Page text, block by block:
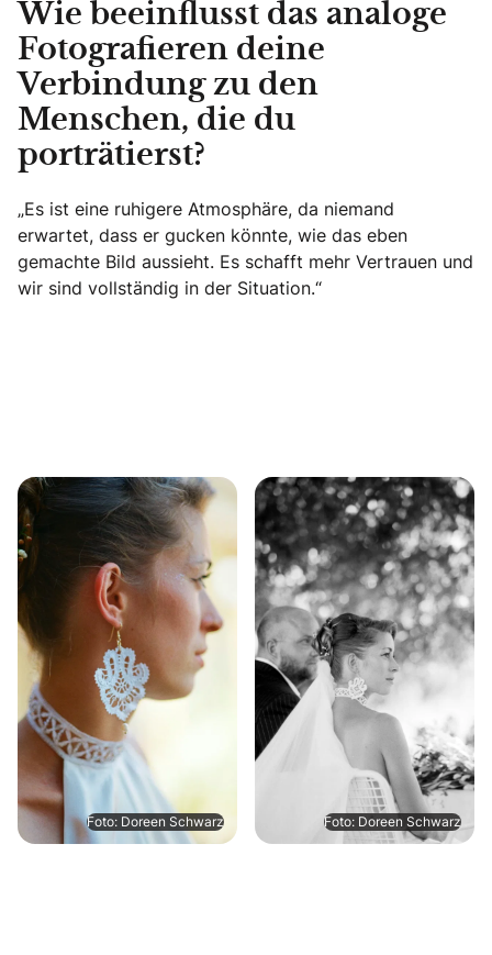
Wie beeinflusst das analoge
Fotografieren deine
Verbindung zu den
Menschen, die du
porträtierst?
„Es ist eine ruhigere Atmosphäre, da niemand
erwartet, dass er gucken könnte, wie das eben
gemachte Bild aussieht. Es schafft mehr Vertrauen und
wir sind vollständig in der Situation.“
Foto: Doreen Schwarz Foto: Doreen Schwarz